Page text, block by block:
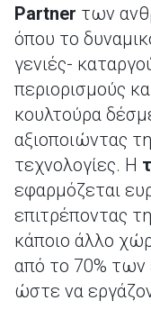
Partner των
όπου το
γενιές-
περιορισμούς
κουλτούρα
αξιοποιώντας
τεχνολογίες. Η
εφαρμόζεται
επιτρέποντας
κάποιο άλλο
από το 70%
ώστε να